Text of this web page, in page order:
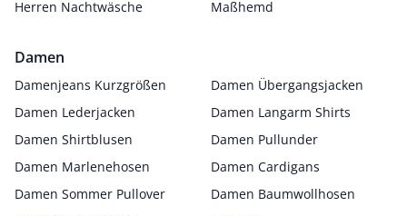
Herren Nachtwäsche
Maßhemd
Damen
Damenjeans Kurzgrößen
Damen Übergangsjacken
Damen Lederjacken
Damen Langarm Shirts
Damen Shirtblusen
Damen Pullunder
Damen Marlenehosen
Damen Cardigans
Damen Sommer Pullover
Damen Baumwollhosen